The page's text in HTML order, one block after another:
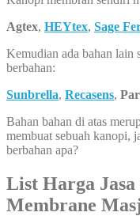
Agtex, HEYtex, Sage
Kemudian ada bahan lain
berbahan:
Sunbrella, Recasens,
Bahan bahan di atas
membuat sebuah kanopi,
berbahan apa?
List Harga Jasa
Membrane